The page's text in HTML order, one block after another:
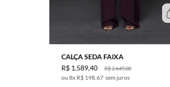
CALÇA SEDA FAIXA
R$2.649,00
R$1.589,40
8xR$ 198,67 sem juros